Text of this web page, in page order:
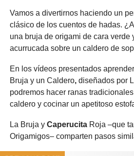
Vamos a divertirnos haciendo un
clásico de los cuentos de hadas.
una bruja de origami de cara verde
acurrucada sobre un caldero de
En los vídeos presentados
Bruja y un Caldero, diseñados por
podremos hacer ranas
caldero y cocinar un apetitoso
La Bruja y Caperucita Roja –que
Origamigos– comparten pasos